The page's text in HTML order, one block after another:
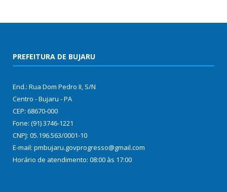
PREFEITURA DE BUJARU
End.: Rua Dom Pedro II, S/N
Centro - Bujaru - PA
CEP: 68670-000
Fone: (91) 3746-1221
CNPJ: 05.196.563/0001-10
E-mail: pmbujaru.govprogresso@gmail.com
Horário de atendimento: 08:00 às 17:00